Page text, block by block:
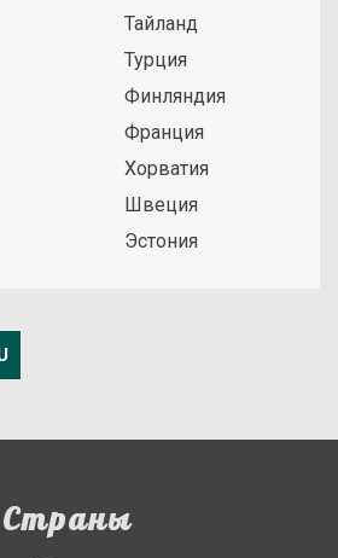
Тайланд
Турция
Финляндия
Франция
Хорватия
Швеция
Эстония
Страны